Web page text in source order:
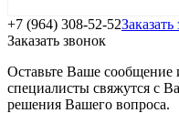
+7 (964) 308-52-52
Заказать звонок
Оставьте Ваше
специалисты свяжутся с
решения Вашего вопроса.